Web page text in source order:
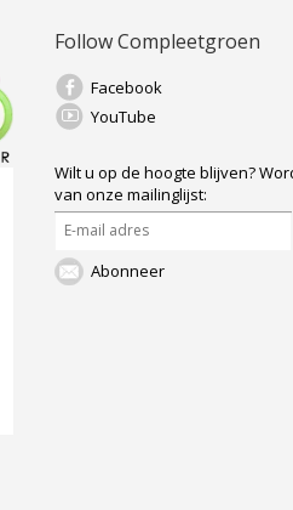
Follow Compleetgroen
Facebook
YouTube
Wilt u op de hoogte blijven?
van onze mailinglijst:
Abonneer